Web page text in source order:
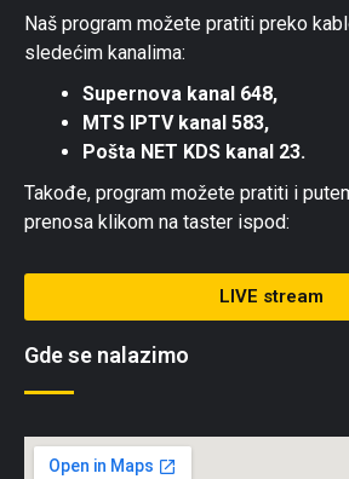
Naš program možete pratiti preko
sledećim kanalima:
Supernova kanal 648,
MTS IPTV kanal 583,
Pošta NET KDS kanal 23.
Takođe, program možete pratiti i
prenosa klikom na taster ispod:
LIVE stream
Gde se nalazimo